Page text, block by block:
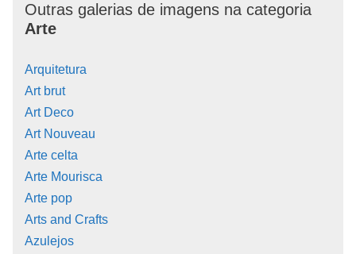
Outras galerias de imagens na categoria
Arte
Arquitetura
Art brut
Art Deco
Art Nouveau
Arte celta
Arte Mourisca
Arte pop
Arts and Crafts
Azulejos